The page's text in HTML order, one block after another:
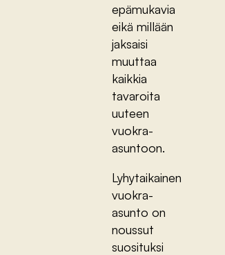
epämukavia
eikä millään
jaksaisi
muuttaa
kaikkia
tavaroita
uuteen
vuokra-
asuntoon.
Lyhytaikainen
vuokra-
asunto on
noussut
suosituksi